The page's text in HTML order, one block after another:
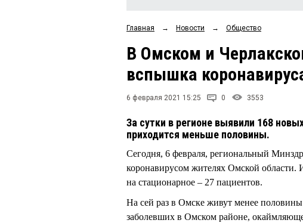
Главная → Новости → Общество
В Омском и
вспышка
6 февраля 2021 15:25 0 3553
За сутки в регионе выявили 168
приходится меньше половины.
Сегодня, 6 февраля, региональный
коронавирусом жителях Омской области.
на стационарное – 27 пациентов.
На сей раз в Омске живут менее
заболевших в Омском районе,